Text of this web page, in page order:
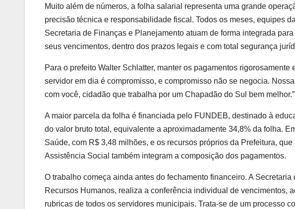
Muito além de números, a folha salarial representa uma grande
precisão técnica e responsabilidade fiscal. Todos os meses, equipes
Secretaria de Finanças e Planejamento atuam de forma integrada
seus vencimentos, dentro dos prazos legais e com total segurança
Para o prefeito Walter Schlatter, manter os pagamentos
servidor em dia é compromisso, e compromisso não se negocia.
com você, cidadão que trabalha por um Chapadão do Sul bem melhor.”
A maior parcela da folha é financiada pelo FUNDEB, destinado à
do valor bruto total, equivalente a aproximadamente 34,8% da folha.
Saúde, com R$ 3,48 milhões, e os recursos próprios da Prefeitura,
Assistência Social também integram a composição dos pagamentos.
O trabalho começa ainda antes do fechamento financeiro. A
Recursos Humanos, realiza a conferência individual de vencimentos,
rubricas de todos os servidores municipais. Trata-se de um processo